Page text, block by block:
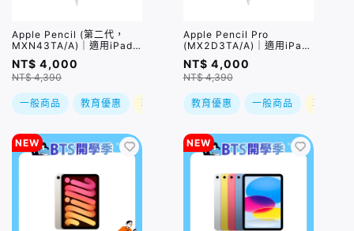
Apple Pencil (第二代，
MXN43TA/A)｜適用iPad
Pro / iPad Air 5 / iPad
mini 6
NT$ 4,000
NT$ 4,390
一般商品 教育優惠 現折
Apple Pencil Pro
(MX2D3TA/A)｜適用iPad
Air (2024) / iPad Pro
(2024)
NT$ 4,000
NT$ 4,390
教育優惠 一般商品 現折
NEW NEW